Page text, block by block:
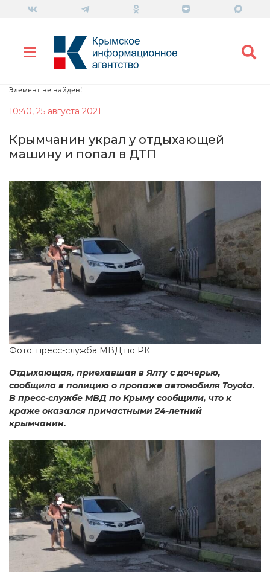
Элемент не найден!
10:40, 25 августа 2021
Крымчанин украл у отдыхающей
машину и попал в ДТП
Фото: пресс-служба МВД по РК
Отдыхающая, приехавшая в Ялту с дочерью,
сообщила в полицию о пропаже автомобиля Toyota.
В пресс-службе МВД по Крыму сообщили, что к
краже оказался причастными 24-летний
крымчанин.